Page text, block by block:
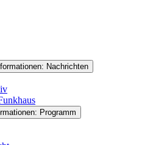
Nachrichten
Programm